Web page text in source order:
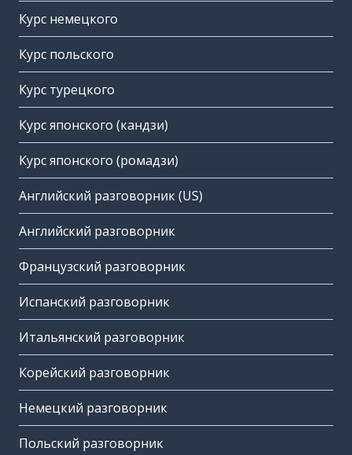
Курс немецкого
Курс польского
Курс турецкого
Курс японского (кандзи)
Курс японского (ромадзи)
Английский разговорник (US)
Английский разговорник
Французский разговорник
Испанский разговорник
Итальянский разговорник
Корейский разговорник
Немецкий разговорник
Польский разговорник